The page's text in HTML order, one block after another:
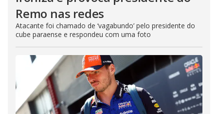
Remo nas redes
Atacante foi chamado de ‘vagabundo’ pelo presidente do
cube paraense e respondeu com uma foto